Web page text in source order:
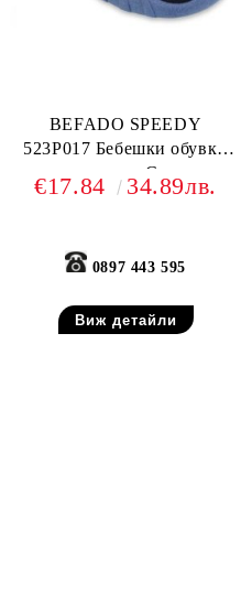
BEFADO SPEEDY
523P017 Бебешки обувки
от текстил, С коли
€17.84 34.89лв.
0897 443 595
Виж детайли